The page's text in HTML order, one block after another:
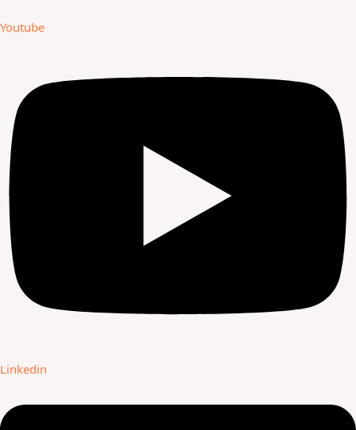
Youtube
Linkedin